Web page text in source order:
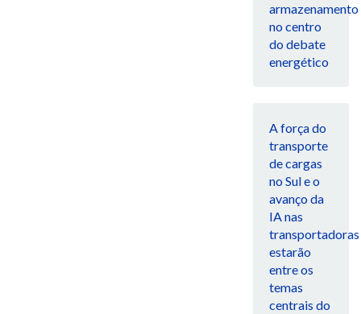
armazenamento
no centro
do debate
energético
A força do
transporte
de cargas
no Sul e o
avanço da
IA nas
transportadoras
estarão
entre os
temas
centrais do